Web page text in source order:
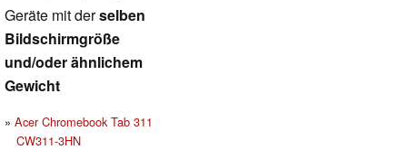
Geräte mit derselben
Bildschirmgröße
und/oder ähnlichem
Gewicht
Acer Chromebook Tab 311
CW311-3HN